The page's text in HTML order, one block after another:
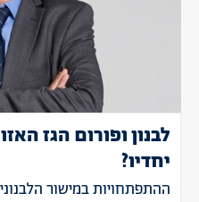
לבנון ופורום הגז
יחדיו?
ההתפתחויות במישור